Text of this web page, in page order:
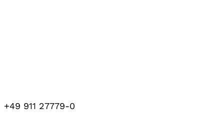
+49 911 27779-0